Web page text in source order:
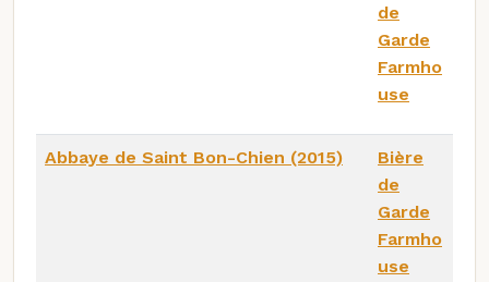
de
Garde
Farmho
use
Abbaye de Saint Bon-Chien (2015)
Bière
de
Garde
Farmho
use